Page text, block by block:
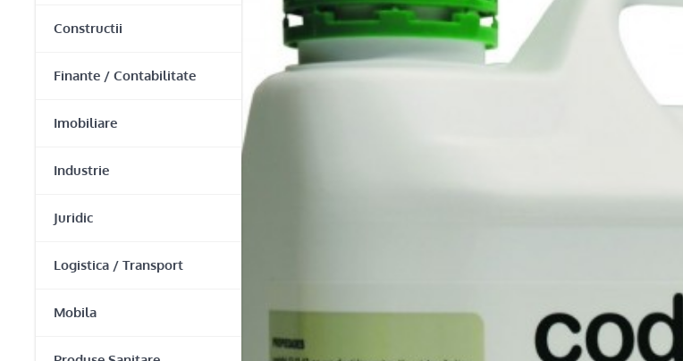
Constructii
Finante / Contabilitate
Imobiliare
Industrie
Juridic
Logistica / Transport
Mobila